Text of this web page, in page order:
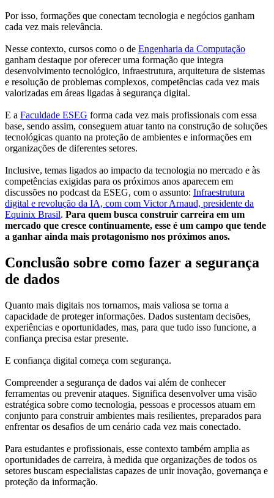
Por isso, formações que conectam tecnologia e negócios ganham
cada vez mais relevância.
Nesse contexto, cursos como o de Engenharia da Computação
ganham destaque por oferecer uma formação que integra
desenvolvimento tecnológico, infraestrutura, arquitetura de sistemas
e resolução de problemas complexos, competências cada vez mais
valorizadas em áreas ligadas à segurança digital.
E a Faculdade ESEG forma cada vez mais profissionais com essa
base, sendo assim, conseguem atuar tanto na construção de soluções
tecnológicas quanto na proteção de ambientes e informações em
organizações de diferentes setores.
Inclusive, temas ligados ao impacto da tecnologia no mercado e às
competências exigidas para os próximos anos aparecem em
discussões no podcast da ESEG, com o assunto: Infraestrutura
digital e revolução da IA, com com Victor Arnaud, presidente da
Equinix Brasil. Para quem busca construir carreira em um
mercado que cresce continuamente, esse é um campo que tende
a ganhar ainda mais protagonismo nos próximos anos.
Conclusão sobre como fazer a segurança
de dados
Quanto mais digitais nos tornamos, mais valiosa se torna a
capacidade de proteger informações. Dados sustentam decisões,
experiências e oportunidades, mas, para que tudo isso funcione, a
confiança precisa estar presente.
E confiança digital começa com segurança.
Compreender a segurança de dados vai além de conhecer
ferramentas ou prevenir ataques. Significa desenvolver uma visão
estratégica sobre como tecnologia, pessoas e processos atuam em
conjunto para construir ambientes mais resilientes, preparados para
enfrentar os desafios de um cenário cada vez mais conectado.
Para estudantes e profissionais, esse contexto também amplia as
oportunidades de carreira, à medida que organizações de todos os
setores buscam especialistas capazes de unir inovação, governança e
proteção da informação.